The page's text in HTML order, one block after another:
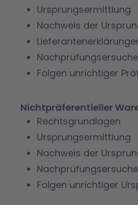
Ursprungsermittlung
Nachweis der
Folgen unrichtiger
Nichtpräferentieller
Rechtsgrundlagen
Ursprungsermittlung
Nachweis der
Folgen unrichtiger